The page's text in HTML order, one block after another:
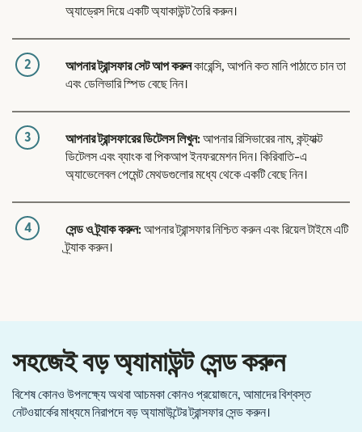
অ্যাড্রেস দিয়ে একটি অ্যাকাউন্ট তৈরি করুন।
2 আপনার ট্রান্সফার সেট আপ করুনকারেন্সি, আপনি কত মানি পাঠাতে চান তা
এবং ডেলিভারি স্পিড বেছে নিন।
3 আপনার ট্রান্সফারের ডিটেলস লিখুন:আপনার রিসিভারের নাম, কন্ট্যাক্ট
ডিটেলস এবং ব্যাংক বা পিকআপ ইনফরমেশন দিন। কিরিবাতি-এ
অ্যাভেলেবল পেমেন্ট মেথডগুলোর মধ্যে থেকে একটি বেছে নিন।
4 সেন্ড ও ট্র্যাক করুন:আপনার ট্রান্সফার নিশ্চিত করুন এবং রিয়েল টাইমে এটি
ট্র্যাক করুন।
সহজেই বড় অ্যামাউন্ট সেন্ড করুন
বিশেষ কোনও উপলক্ষ্যে অথবা আচমকা কোনও প্রয়োজনে, আমাদের বিশ্বস্ত
নেটওয়ার্কের মাধ্যমে নিরাপদে বড় অ্যামাউন্টের ট্রান্সফার সেন্ড করুন।